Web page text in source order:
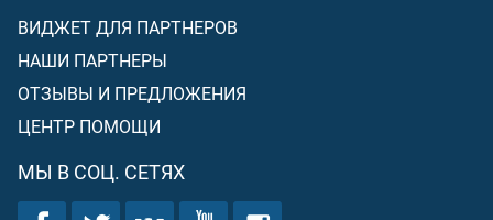
ВИДЖЕТ ДЛЯ ПАРТНЕРОВ
НАШИ ПАРТНЕРЫ
ОТЗЫВЫ И ПРЕДЛОЖЕНИЯ
ЦЕНТР ПОМОЩИ
МЫ В СОЦ. СЕТЯХ